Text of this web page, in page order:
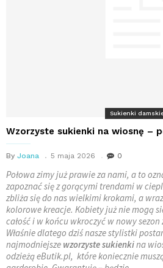
Sukienki
Wzorzyste sukienki na wiosnę –
By Joana 5 maja 2026 0
Połowa zimy już prawie za nami, a to
zapoznać się z gorącymi trendami w
zbliża się do nas wielkimi krokami, a
kolorowe kreacje. Kobiety już nie mogą
całość i w końcu wkroczyć w nowy
Właśnie dlatego dziś nasze stylistki
najmodniejsze wzorzyste sukienkina
odzieżą eButik.pl, które koniecznie